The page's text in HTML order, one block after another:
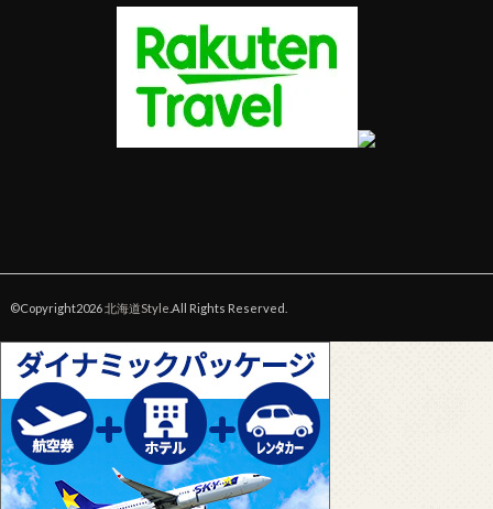
©Copyright2026北海道Style .All Rights Reserved.